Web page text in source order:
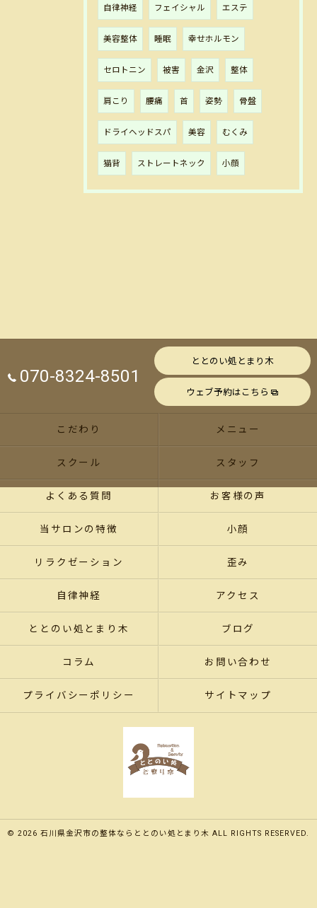
自律神経 フェイシャル エステ
美容整体 睡眠 幸せホルモン
セロトニン 被害 金沢 整体
肩こり 腰痛 首 姿勢 骨盤
ドライヘッドスパ 美容 むくみ
猫背 ストレートネック 小顔
070-8324-8501
ととのい処とまり木
ウェブ予約はこちら
こだわり メニュー
スクール スタッフ
よくある質問 お客様の声
当サロンの特徴 小顔
リラクゼーション 歪み
自律神経 アクセス
ととのい処とまり木 ブログ
コラム お問い合わせ
プライバシーポリシー サイトマップ
© 2026 石川県金沢市の整体ならととのい処とまり木 ALL RIGHTS RESERVED.